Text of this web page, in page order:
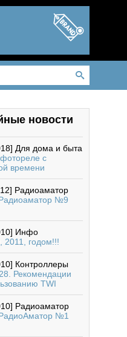
новости
Для дома и быта
с
времени
Радиоаматор
№9
Инфо
годом!!!
Контроллеры
Рекомендации
TWI
Радиоаматор
№1